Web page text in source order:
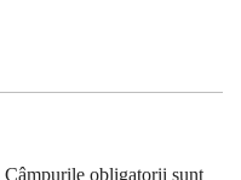
Câmpurile obligatorii sunt